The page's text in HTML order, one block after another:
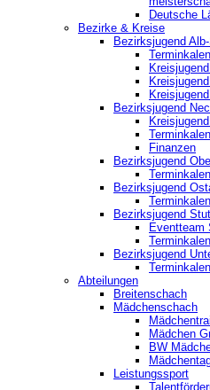
Deutsche
Bezirke & Kreise
Bezirksjugend
Bezirksjugend
Finanzen
Bezirksjugend
Bezirksjugend
Bezirksjugend
‎Eventteam
Bezirksjugend
Abteilungen
Breitenschach
Mädchenschach
Mädchen
BW
Leistungssport